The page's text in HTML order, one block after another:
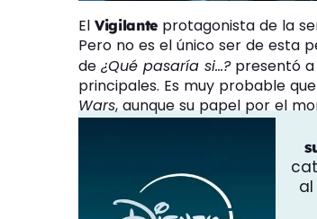
El Vigilante protagonista de la
Pero no es el único ser de esta
de ¿Qué pasaría si…?presentó a
principales. Es muy probable
Wars, aunque su papel por el